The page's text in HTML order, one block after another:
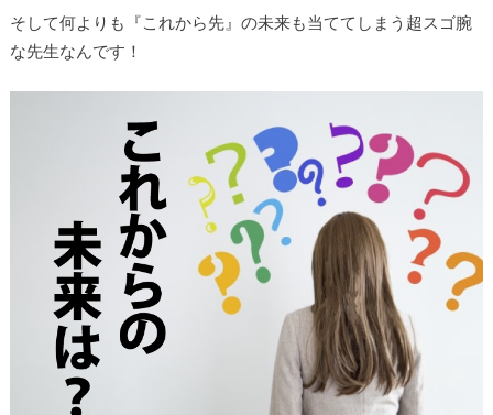
そして何よりも
『これから先』の未来も当ててしまう超スゴ腕
な先生なんです！